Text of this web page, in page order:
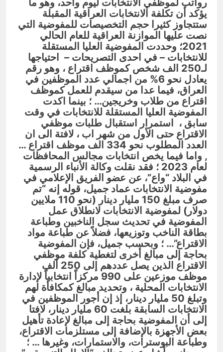
رواتب لموظفي الانتخابات ليوم واحد، وهو ما
يؤكد أن تكلفة الانتخابات العراقية المقبلة
ستتجاوز كثيرا حجم التخصيصات للمفوضية التي
نصت عليها الموازنة العراقية للعام الحالي
2021؛ وحددت المفوضية العليا المستقلة
للانتخابات – في احدى التصريحات – احتياجها
لـ250 الف شخص كموظف اقتراع ، وهو رقم
يعادل نحو 6% من اجمالي عدد الموظفين في
العراق، فيما عدا من سيقدم للعمل كموظف
اقتراع من طلاب وخريجين… ؛ بينما اكدت
المفوضية العليا المستقلة للانتخابات في وقت
سابق ، استمرار استقبال طلبات موظفي
الاقتراع حتى الأول من شهر اب ، لافتة الى ان
العدد المطلوب نحو 334 الف موظف اقتراع …
, واما فيما يخص انتخابات مجالس المحافظات
لعام 2023 ؛ فقد نقلت وكالة الأنباء الرسمية
في البلاد “واع”، عن عضو الفريق الإعلامي في
مفوضية الانتخابات عماد جميل، قوله إنه “تم
صرف مبلغ 150 مليار دينار (نحو 110 ملايين
دولار) لمفوضية الانتخابات لانطلاق عمل
المفوضية في تحديث سجل الناخبين وطباعة
بطاقة الناخب وتوزيعها، فضلاً عن طباعة مواد
الاقتراع”… ؛ وبحسب جميل، فإن المفوضية
بحاجة إلى مبالغ أخرى لتغطية كلفة موظفي
الاقتراع الذين يصل عددهم إلى 250 ألف
موظف موزعين على 990 مركزاً انتخابياً لإدارة
الانتخابات المحلية ، وتحديد مبالغ كمكافأة لهم
وتبلغ 50 مليار دينار، إذ إن أجور الموظفين في
الانتخابات السابقة بلغت 60 مليار دينار، لافتا
إلى أن المفوضية بحاجة إلى مبالغ لإعادة تأهيل
بعض الأجهزة بالإضافة إلى مستلزمات الاقتراع،
وطباعة البوسترات، والاستمارات، وغيرها … ؛